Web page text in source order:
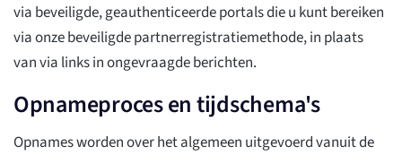
via beveiligde, geauthenticeerde portals die u kunt bereiken
via onze beveiligde partnerregistratiemethode, in plaats
van via links in ongevraagde berichten.
Opnameproces en tijdschema's
Opnames worden over het algemeen uitgevoerd vanuit de